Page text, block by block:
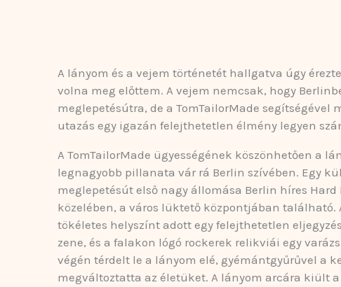
A lányom és a vejem történetét hallgatva úgy
volna meg előttem. A vejem nemcsak, hogy
meglepetésútra, de a TomTailorMade segítségével
utazás egy igazán felejthetetlen élmény legyen
A TomTailorMade ügyességének köszönhetően a
legnagyobb pillanata vár rá Berlin szívében. Egy
meglepetésút első nagy állomása Berlin híres
közelében, a város lüktető központjában található.
tökéletes helyszínt adott egy felejthetetlen
zene, és a falakon lógó rockerek relikviái egy
végén térdelt le a lányom elé, gyémántgyűrűvel a
megváltoztatta az életüket. A lányom arcára kiült